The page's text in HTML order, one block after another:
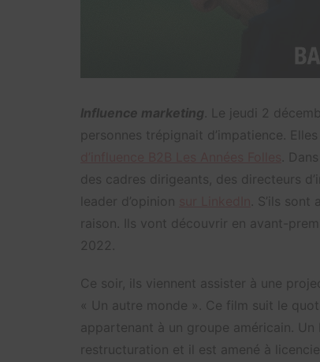
Influence marketing . Le jeudi 2
personnes trépignait d’impatience.
.
des cadres dirigeants, des directeurs
leader d’opinion
. S’ils
raison. Ils vont découvrir en avant-
2022.
Ce soir, ils viennent assister à une
« Un autre monde ». Ce film suit le
appartenant à un groupe américain.
restructuration et il est amené à